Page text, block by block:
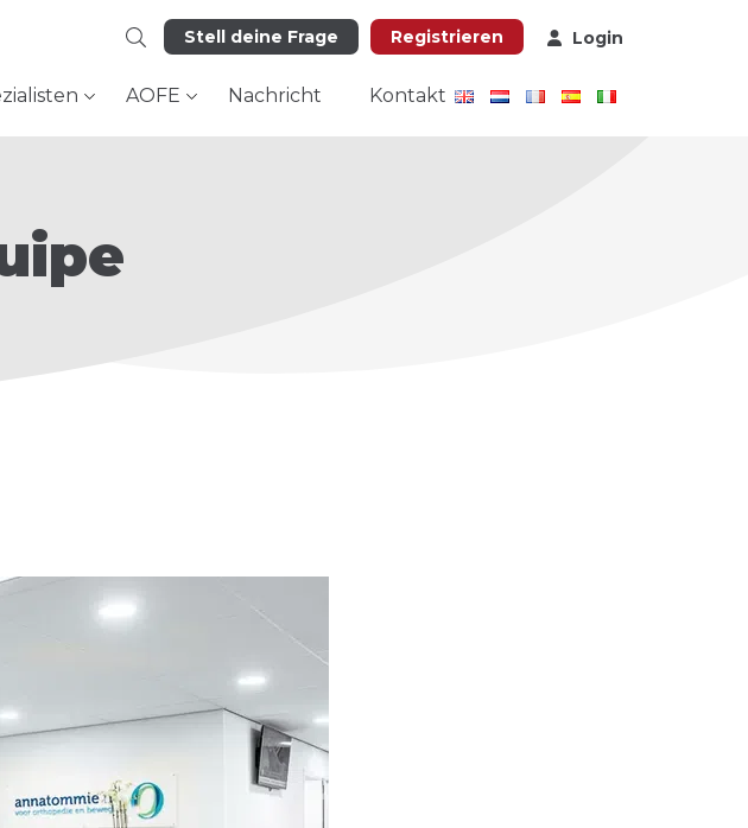
Stell deine Frage Registrieren Login
AOFE Nachricht Kontakt